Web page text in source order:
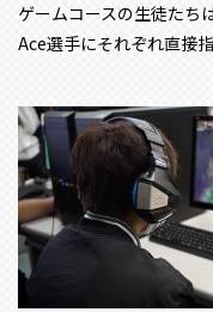
ゲームコースの生徒たち
Ace選手にそれぞれ直接